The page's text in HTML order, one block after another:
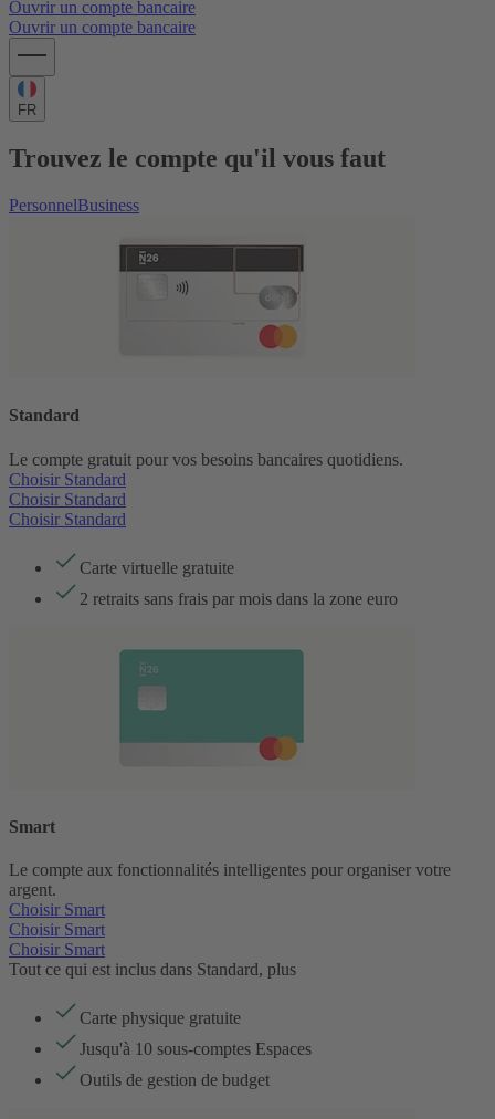
Ouvrir un compte bancaire
Ouvrir un compte bancaire
FR
Trouvez le compte qu'il vous faut
PersonnelBusiness
Standard
Le compte gratuit pour vos besoins bancaires quotidiens.
Choisir Standard
Choisir Standard
Choisir Standard
Carte virtuelle gratuite
2 retraits sans frais par mois dans la zone euro
Smart
Le compte aux fonctionnalités intelligentes pour organiser votre
argent.
Choisir Smart
Choisir Smart
Choisir Smart
Tout ce qui est inclus dans Standard, plus
Carte physique gratuite
Jusqu'à 10 sous-comptes Espaces
Outils de gestion de budget